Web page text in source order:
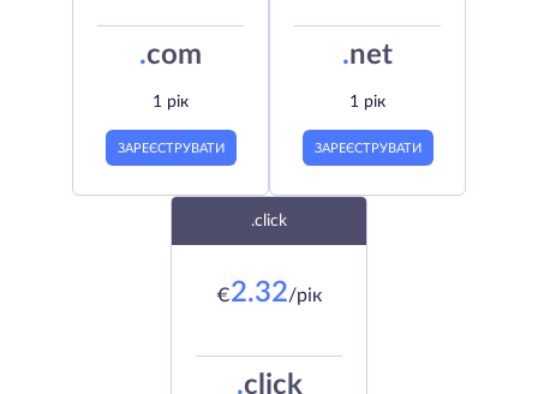
.com
1 рік
ЗАРЕЄСТРУВАТИ
.net
1 рік
ЗАРЕЄСТРУВАТИ
.click
€2.32/рік
.click